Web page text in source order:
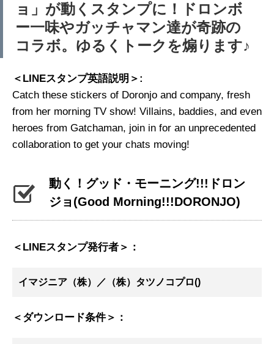
ョ」が動くスタンプに！ドロンボ
ー一味やガッチャマン達が奇跡の
コラボ。ゆるくトークを煽ります♪
＜LINEスタンプ英語説明＞:
Catch these stickers of Doronjo and company, fresh
from her morning TV show! Villains, baddies, and even
heroes from Gatchaman, join in for an unprecedented
collaboration to get your chats moving!
動く！グッド・モーニング!!!ドロン
ジョ (Good Morning!!!DORONJO)
＜LINEスタンプ発行者＞：
イマジニア（株）／（株）タツノコプロ()
＜ダウンロード条件＞：